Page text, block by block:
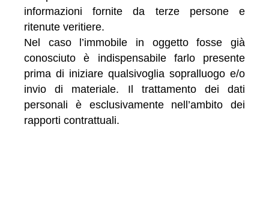
informazioni fornite da terze persone e
ritenute veritiere.
Nel caso l’immobile in oggetto fosse già
conosciuto è indispensabile farlo presente
prima di iniziare qualsivoglia sopralluogo e/o
invio di materiale. Il trattamento dei dati
personali è esclusivamente nell’ambito dei
rapporti contrattuali.